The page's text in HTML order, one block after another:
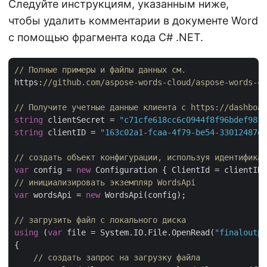
Следуйте инструкциям, указанным ниже,
чтобы удалить комментарии в документе Word
с помощью фрагмента кода C# .NET.
// Полные примеры и файлы данных см.
https: //github.com/aspose-words-cloud/aspose-words-
// Получите учетные данные клиента с https://
string clientSecret =
string clientID = "163c02a1-fcaa-4f79-be54-
// создать объект конфигурации, используя
var config = new
// инициализировать экземпляр WordsApi
var wordsApi = new WordsApi(config);
// загрузить файл с локального диска
using (var file = System.IO.File.OpenRead(
{
// создать запрос на загрузку файла